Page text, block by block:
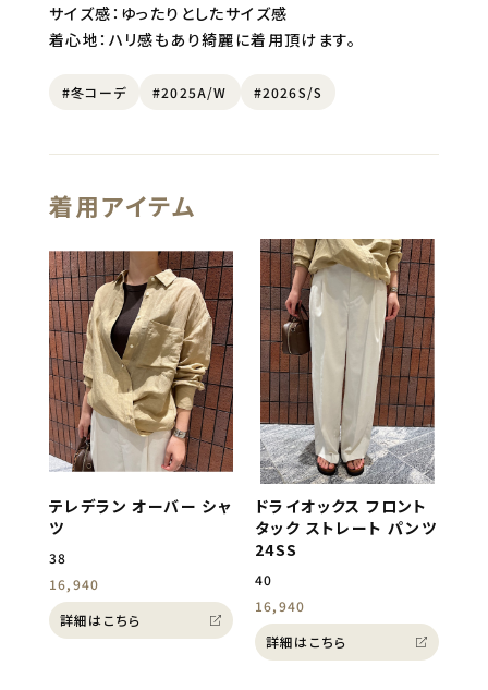
サイズ感：ゆったりとしたサイズ感
着心地：ハリ感もあり綺麗に着用頂けます。
#冬コーデ #2025A/W #2026S/S
着用アイテム
テレデラン オーバー シャ
ツ
38
16,940
詳細はこちら
ドライオックス フロント
タック ストレート パンツ
24SS
40
16,940
詳細はこちら